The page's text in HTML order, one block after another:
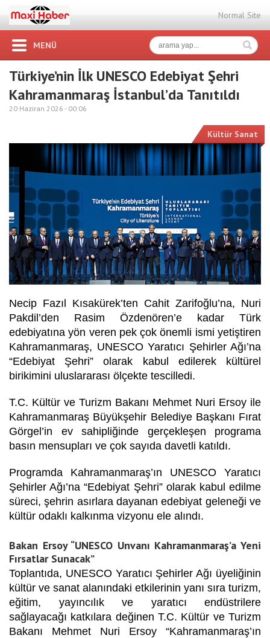
Normal Site
MENÜ
Türkiye’nin İlk UNESCO Edebiyat Şehri
Kahramanmaraş İstanbul’da Tanıtıldı
20 Haziran 2026 - 00:06
Kültür Sanat
Necip Fazıl Kısakürek’ten Cahit Zarifoğlu’na, Nuri
Pakdil’den Rasim Özdenören’e kadar Türk
edebiyatına yön veren pek çok önemli ismi yetiştiren
Kahramanmaraş, UNESCO Yaratıcı Şehirler Ağı’na
“Edebiyat Şehri” olarak kabul edilerek kültürel
birikimini uluslararası ölçekte tescilledi.
T.C. Kültür ve Turizm Bakanı Mehmet Nuri Ersoy ile
Kahramanmaraş Büyükşehir Belediye Başkanı Fırat
Görgel’in ev sahipliğinde gerçekleşen programa
basın mensupları ve çok sayıda davetli katıldı.
Programda Kahramanmaraş’ın UNESCO Yaratıcı
Şehirler Ağı’na “Edebiyat Şehri” olarak kabul edilme
süreci, şehrin asırlara dayanan edebiyat geleneği ve
kültür odaklı kalkınma vizyonu ele alındı.
Bakan Ersoy “UNESCO Unvanı Kahramanmaraş’a Yeni
Fırsatlar Sunacak”
Toplantıda, UNESCO Yaratıcı Şehirler Ağı üyeliğinin
kültür ve sanat alanındaki etkilerinin yanı sıra turizm,
eğitim, yayıncılık ve yaratıcı endüstrilere
sağlayacağı katkılara değinen T.C. Kültür ve Turizm
Bakanı Mehmet Nuri Ersoy “Kahramanmaraş’ın